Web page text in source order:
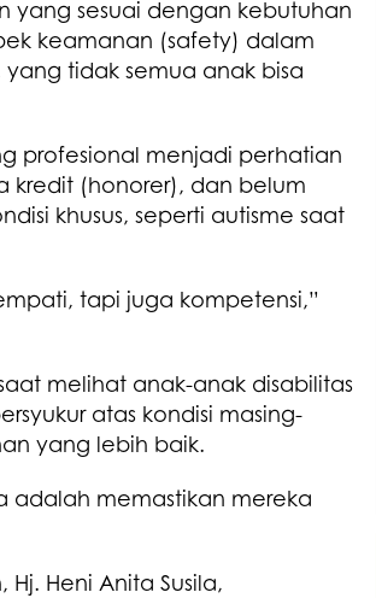
yang sesuai dengan kebutuhan
keamanan (safety) dalam
tidak semua anak bisa
profesional menjadi perhatian
kredit (honorer), dan belum
khusus, seperti autisme saat
tapi juga kompetensi,”
melihat anak-anak disabilitas
atas kondisi masing-
yang lebih baik.
adalah memastikan mereka
Heni Anita Susila,